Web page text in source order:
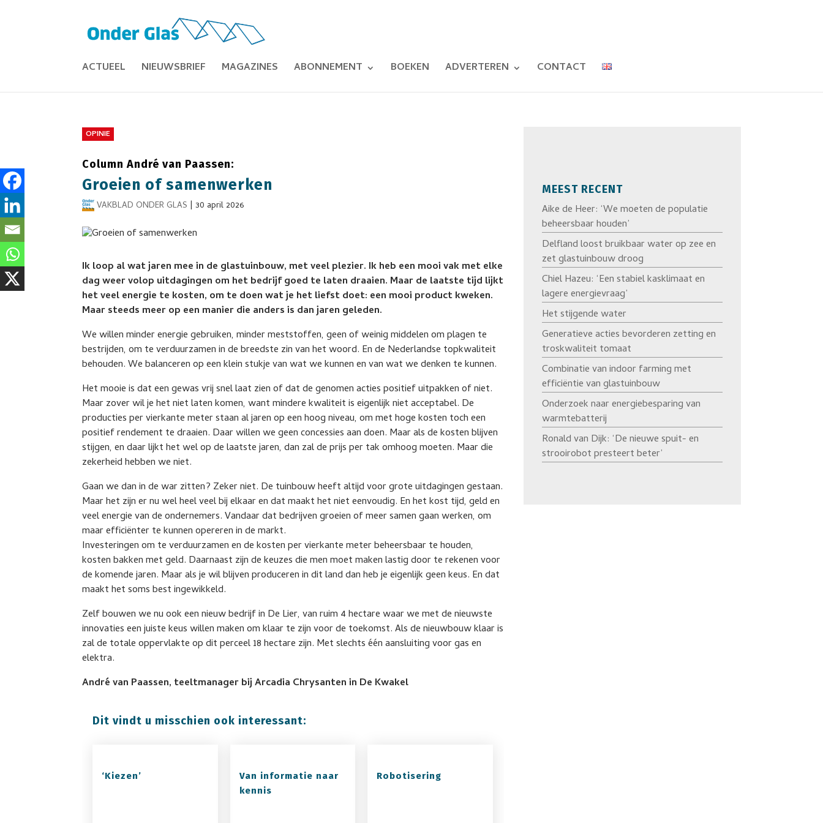
ACTUEEL NIEUWSBRIEF MAGAZINES ABONNEMENT BOEKEN ADVERTEREN CONTACT
OPINIE
Column André van Paassen:
Groeien of samenwerken
VAKBLAD ONDER GLAS |30 april 2026
Ik loop al wat jaren mee in de glastuinbouw, met veel plezier. Ik heb een mooi vak met elke
dag weer volop uitdagingen om het bedrijf goed te laten draaien. Maar de laatste tijd lijkt
het veel energie te kosten, om te doen wat je het liefst doet: een mooi product kweken.
Maar steeds meer op een manier die anders is dan jaren geleden.
We willen minder energie gebruiken, minder meststoffen, geen of weinig middelen om plagen te
bestrijden, om te verduurzamen in de breedste zin van het woord. En de Nederlandse topkwaliteit
behouden. We balanceren op een klein stukje van wat we kunnen en van wat we denken te kunnen.
Het mooie is dat een gewas vrij snel laat zien of dat de genomen acties positief uitpakken of niet.
Maar zover wil je het niet laten komen, want mindere kwaliteit is eigenlijk niet acceptabel. De
producties per vierkante meter staan al jaren op een hoog niveau, om met hoge kosten toch een
positief rendement te draaien. Daar willen we geen concessies aan doen. Maar als de kosten blijven
stijgen, en daar lijkt het wel op de laatste jaren, dan zal de prijs per tak omhoog moeten. Maar die
zekerheid hebben we niet.
Gaan we dan in de war zitten? Zeker niet. De tuinbouw heeft altijd voor grote uitdagingen gestaan.
Maar het zijn er nu wel heel veel bij elkaar en dat maakt het niet eenvoudig. En het kost tijd, geld en
veel energie van de ondernemers. Vandaar dat bedrijven groeien of meer samen gaan werken, om
maar efficiënter te kunnen opereren in de markt.
Investeringen om te verduurzamen en de kosten per vierkante meter beheersbaar te houden,
kosten bakken met geld. Daarnaast zijn de keuzes die men moet maken lastig door te rekenen voor
de komende jaren. Maar als je wil blijven produceren in dit land dan heb je eigenlijk geen keus. En dat
maakt het soms best ingewikkeld.
Zelf bouwen we nu ook een nieuw bedrijf in De Lier, van ruim 4 hectare waar we met de nieuwste
innovaties een juiste keus willen maken om klaar te zijn voor de toekomst. Als de nieuwbouw klaar is
zal de totale oppervlakte op dit perceel 18 hectare zijn. Met slechts één aansluiting voor gas en
elektra.
André van Paassen, teeltmanager bij Arcadia Chrysanten in De Kwakel
Dit vindt u misschien ook interessant:
‘Kiezen’
Van informatie naar
kennis
Robotisering
MEEST RECENT
Aike de Heer: ‘We moeten de populatie
beheersbaar houden’
Delfland loost bruikbaar water op zee en
zet glastuinbouw droog
Chiel Hazeu: ‘Een stabiel kasklimaat en
lagere energievraag’
Het stijgende water
Generatieve acties bevorderen zetting en
troskwaliteit tomaat
Combinatie van indoor farming met
efficiëntie van glastuinbouw
Onderzoek naar energiebesparing van
warmtebatterij
Ronald van Dijk: ‘De nieuwe spuit- en
strooirobot presteert beter’